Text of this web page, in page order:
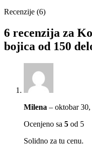
Recenzije (6)
6 recenzija za
bojica od 150
Milena – oktobar
Ocenjeno sa 5 od 5
Solidno za tu cenu.